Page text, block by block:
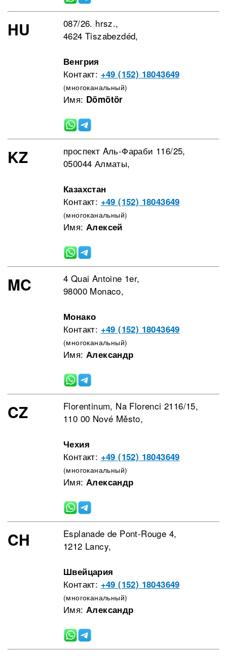
HU
087/26. hrsz.,
4624 Tiszabezdéd,
Венгрия
Контакт: +49 (152) 18043649
(многоканальный)
Имя: Dömötör
KZ
проспект Aль-Фараби 116/25,
050044 Алматы,
Казахстан
Контакт: +49 (152) 18043649
(многоканальный)
Имя: Алексей
MC
4 Quai Antoine 1er,
98000 Monaco,
Монако
Контакт: +49 (152) 18043649
(многоканальный)
Имя: Александр
CZ
Florentinum, Na Florenci 2116/15,
110 00 Nové Město,
Чехия
Контакт: +49 (152) 18043649
(многоканальный)
Имя: Александр
CH
Esplanade de Pont-Rouge 4,
1212 Lancy,
Швейцария
Контакт: +49 (152) 18043649
(многоканальный)
Имя: Александр